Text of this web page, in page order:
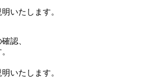
いたします。
認、
いたします。